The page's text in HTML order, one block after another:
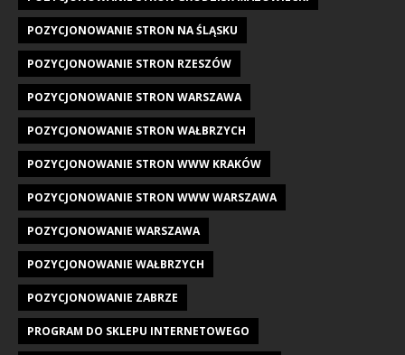
POZYCJONOWANIE STRON NA ŚLĄSKU
POZYCJONOWANIE STRON RZESZÓW
POZYCJONOWANIE STRON WARSZAWA
POZYCJONOWANIE STRON WAŁBRZYCH
POZYCJONOWANIE STRON WWW KRAKÓW
POZYCJONOWANIE STRON WWW WARSZAWA
POZYCJONOWANIE WARSZAWA
POZYCJONOWANIE WAŁBRZYCH
POZYCJONOWANIE ZABRZE
PROGRAM DO SKLEPU INTERNETOWEGO